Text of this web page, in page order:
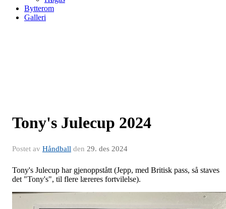
Bytterom
Galleri
Tony's Julecup 2024
Postet av Håndball den 29. des 2024
Tony's Julecup har gjenoppstått (Jepp, med Britisk pass, så staves
det "Tony's", til flere læreres fortvilelse).